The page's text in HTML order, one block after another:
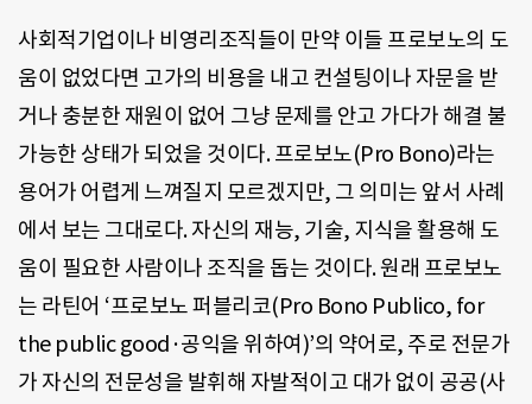
사회적기업이나 비영리조직들이 만약 이들 프로보노의 도
움이 없었다면 고가의 비용을 내고 컨설팅이나 자문을 받
거나 충분한 재원이 없어 그냥 문제를 안고 가다가 해결 불
가능한 상태가 되었을 것이다. 프로보노(Pro Bono)라는
용어가 어렵게 느껴질지 모르겠지만, 그 의미는 앞서 사례
에서 보는 그대로다. 자신의 재능, 기술, 지식을 활용해 도
움이 필요한 사람이나 조직을 돕는 것이다. 원래 프로보노
는 라틴어 ‘프로보노 퍼블리코(Pro Bono Publico, for
the public good·공익을 위하여)’의 약어로, 주로 전문가
가 자신의 전문성을 발휘해 자발적이고 대가 없이 공공(사